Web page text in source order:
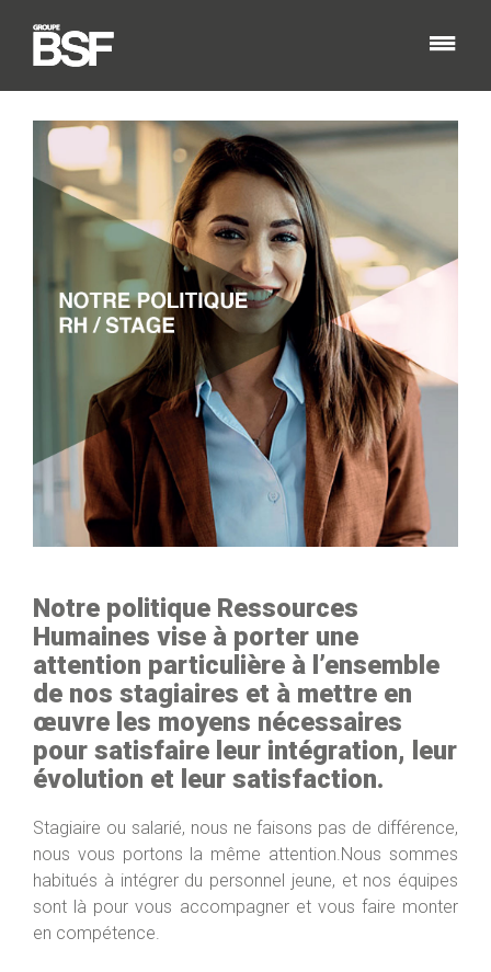
Notre politique Ressources
Humaines vise à porter une
attention particulière à l’ensemble
de nos stagiaires et à mettre en
œuvre les moyens nécessaires
pour satisfaire leur intégration, leur
évolution et leur satisfaction.
Stagiaire ou salarié, nous ne faisons pas de différence,
nous vous portons la même attention.Nous sommes
habitués à intégrer du personnel jeune, et nos équipes
sont là pour vous accompagner et vous faire monter
en compétence.